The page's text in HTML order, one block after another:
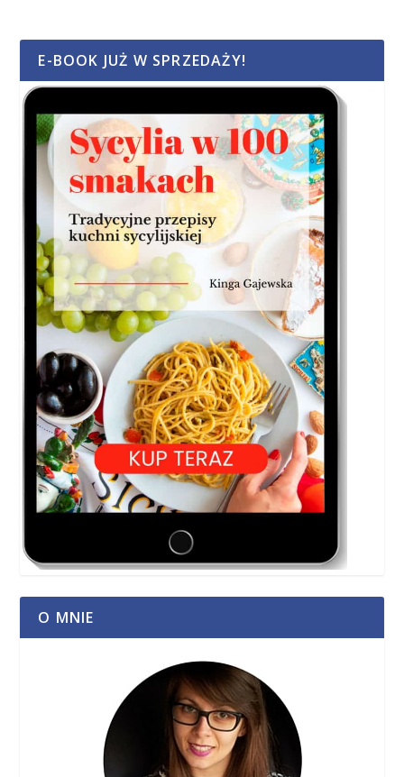
E-BOOK JUŻ W SPRZEDAŻY!
O MNIE